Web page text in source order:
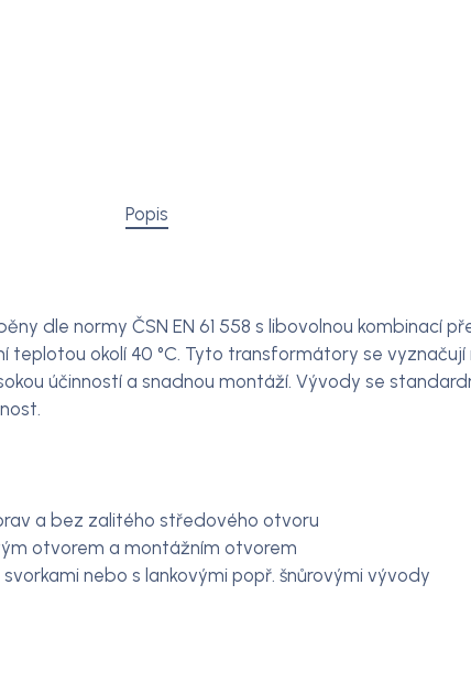
Popis
dle normy ČSN EN 61 558 s libovolnou kombinací
teplotou okolí 40 °C. Tyto transformátory se
účinností a snadnou montáží. Vývody se
a bez zalitého středového otvoru
otvorem a montážním otvorem
nebo s lankovými popř. šnůrovými vývody